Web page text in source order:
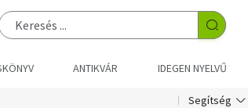
ANTIKVÁR IDEGEN NYELVŰ
Segítség